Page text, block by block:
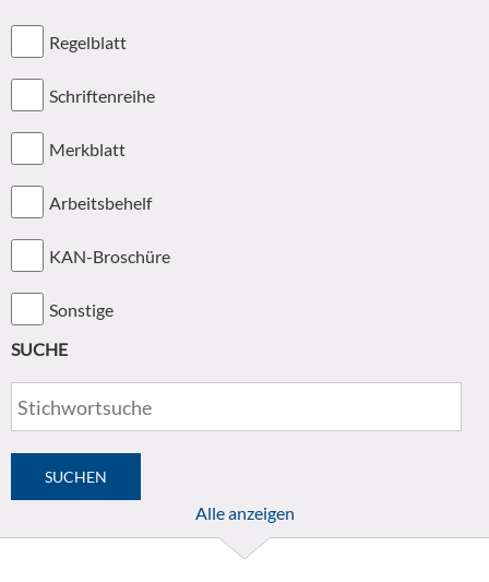
Regelblatt
Schriftenreihe
Merkblatt
Arbeitsbehelf
KAN-Broschüre
Sonstige
SUCHE
Alle anzeigen